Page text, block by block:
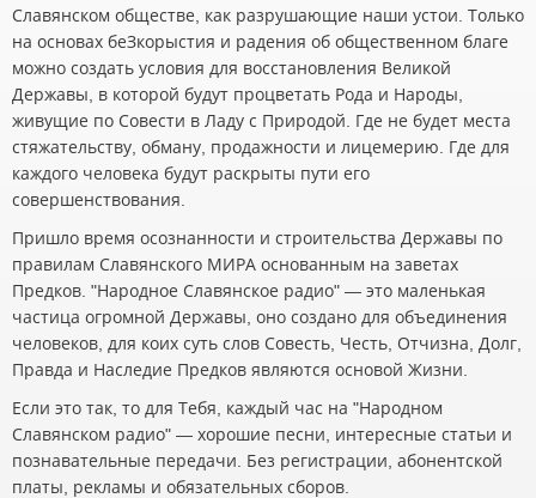
Славянском обществе, как разрушающие наши устои. Только
на основах беЗкорыстия и радения об общественном благе
можно создать условия для восстановления Великой
Державы, в которой будут процветать Рода и Народы,
живущие по Совести в Ладу с Природой. Где не будет места
стяжательству, обману, продажности и лицемерию. Где для
каждого человека будут раскрыты пути его
совершенствования.
Пришло время осознанности и строительства Державы по
правилам Славянского МИРА основанным на заветах
Предков. "Народное Славянское радио" — это маленькая
частица огромной Державы, оно создано для объединения
человеков, для коих суть слов Совесть, Честь, Отчизна, Долг,
Правда и Наследие Предков являются основой Жизни.
Если это так, то для Тебя, каждый час на "Народном
Славянском радио" — хорошие песни, интересные статьи и
познавательные передачи. Без регистрации, абонентской
платы, рекламы и обязательных сборов.